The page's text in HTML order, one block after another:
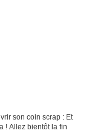
son coin scrap : Et
! Allez bientôt la fin